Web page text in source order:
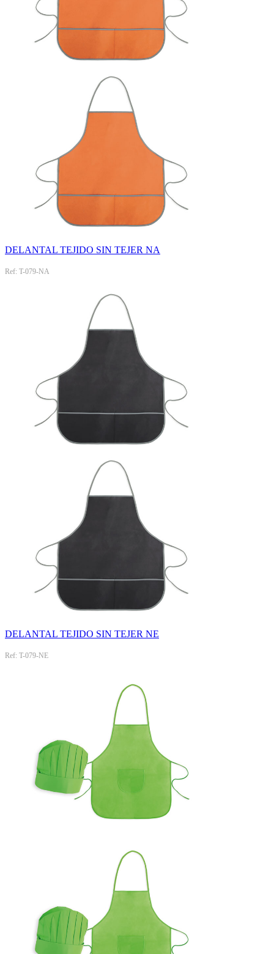
DELANTAL TEJIDO SIN TEJER NA
Ref: T-079-NA
DELANTAL TEJIDO SIN TEJER NE
Ref: T-079-NE